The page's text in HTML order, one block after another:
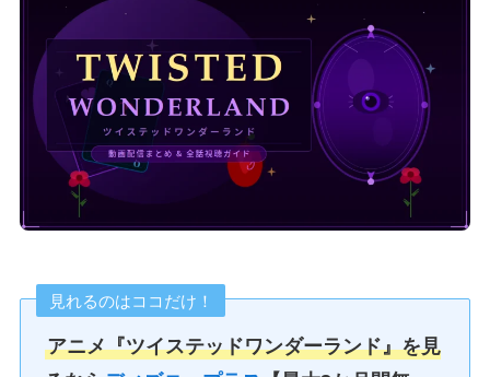
見れるのはココだけ！
アニメ『ツイステッドワンダーランド』を見